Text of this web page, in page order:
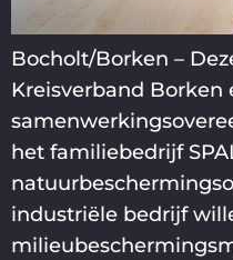
Bocholt/Borken –
Kreisverband Borken
het familiebedrijf
industriële bedrijf